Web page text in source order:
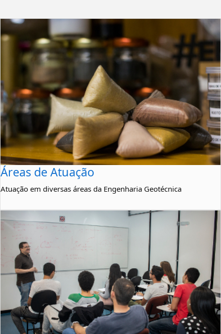
Áreas de Atuação
Atuação em diversas áreas da Engenharia Geotécnica